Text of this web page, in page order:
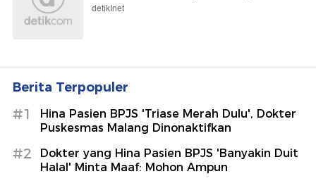
detikInet
Berita Terpopuler
#1
Hina Pasien BPJS 'Triase Merah Dulu', Dokter
Puskesmas Malang Dinonaktifkan
#2
Dokter yang Hina Pasien BPJS 'Banyakin Duit
Halal' Minta Maaf: Mohon Ampun